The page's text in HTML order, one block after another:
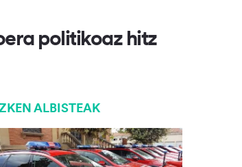
politikoaz hitz
ALBISTEAK